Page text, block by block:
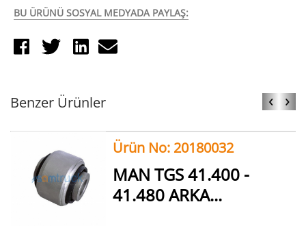
BU ÜRÜNÜ SOSYAL MEDYADA PAYLAŞ:
Benzer Ürünler ‹ ›
Ürün No: 20180032
MAN TGS 41.400 -
41.480 ARKA...